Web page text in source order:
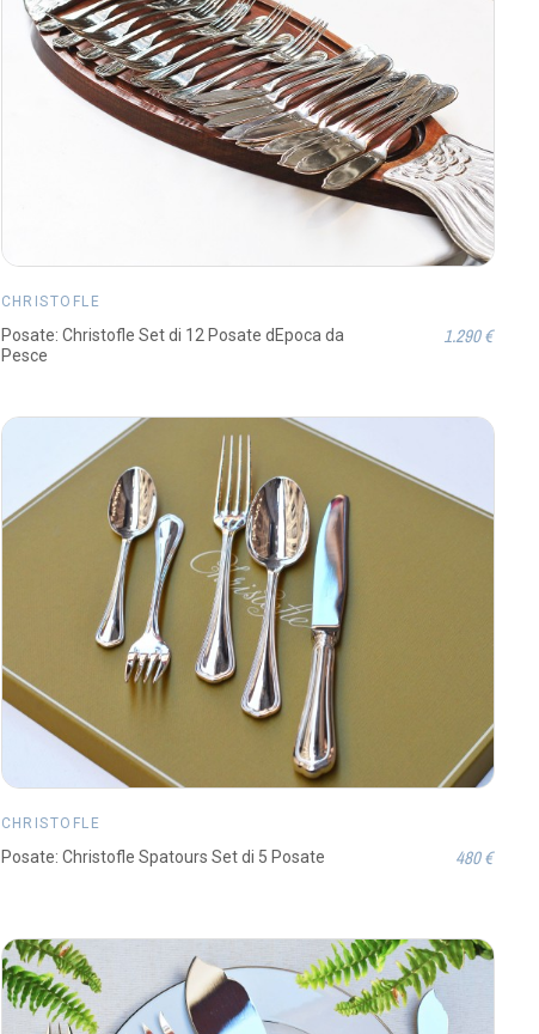
CHRISTOFLE
Posate: Christofle Set di 12 Posate dEpoca da
Pesce
1.290 €
CHRISTOFLE
Posate: Christofle Spatours Set di 5 Posate 480 €